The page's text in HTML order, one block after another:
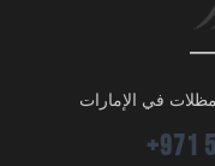
في الإمارات
+971